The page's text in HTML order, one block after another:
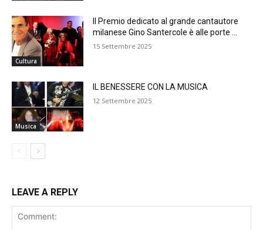
Cultura
Il Premio dedicato al grande cantautore
milanese Gino Santercole è alle porte …
15 Settembre 2025
Musica
IL BENESSERE CON LA MUSICA
12 Settembre 2025
LEAVE A REPLY